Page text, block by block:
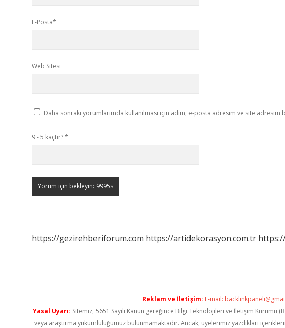
E-Posta*
Web Sitesi
Daha sonraki yorumlarımda kullanılması için adım, e-posta adresim ve site adresim
9 - 5 kaçtır?*
https://gezirehberiforum.com https://artidekorasyon.com.tr
Reklam ve İletişim: E-mail:
Yasal Uyarı: Sitemiz, 5651 Sayılı Kanun gereğince Bilgi Teknolojileri ve İletişim
veya araştırma yükümlülüğümüz bulunmamaktadır. Ancak, üyelerimiz yazdıkları